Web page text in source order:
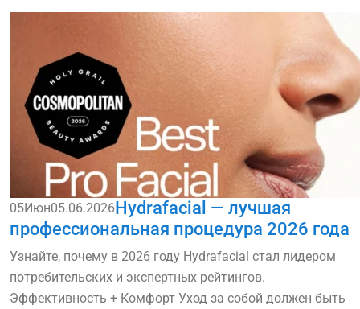
read more
05Июн05.06.2026Hydrafacial — лучшая
профессиональная процедура 2026 года
Узнайте, почему в 2026 году Hydrafacial стал лидером
потребительских и экспертных рейтингов.
Эффективность + Комфорт Уход за собой должен быть